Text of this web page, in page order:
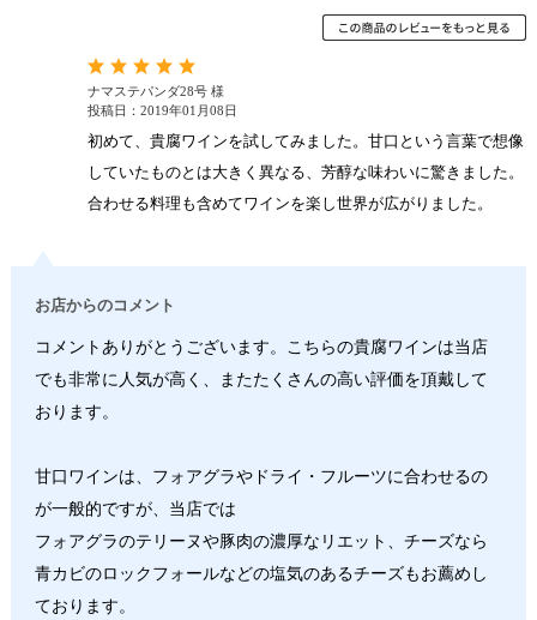
ナマステパンダ28号 様
投稿日：2019年01月08日
初めて、貴腐ワインを試してみました。甘口という言葉で想像
していたものとは大きく異なる、芳醇な味わいに驚きました。
合わせる料理も含めてワインを楽し世界が広がりました。
お店からのコメント
コメントありがとうございます。こちらの貴腐ワインは当店
でも非常に人気が高く、またたくさんの高い評価を頂戴して
おります。
甘口ワインは、フォアグラやドライ・フルーツに合わせるの
が一般的ですが、当店では
フォアグラのテリーヌや豚肉の濃厚なリエット、チーズなら
青カビのロックフォールなどの塩気のあるチーズもお薦めし
ております。